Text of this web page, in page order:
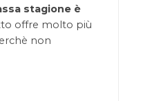
stagione è
offre molto più
non